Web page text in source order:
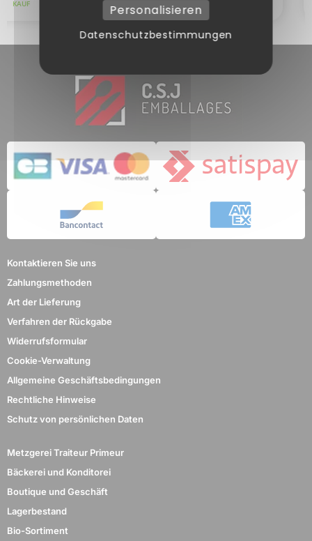
Kontaktieren Sie uns
Zahlungsmethoden
Art der Lieferung
Verfahren der Rückgabe
Widerrufsformular
Cookie-Verwaltung
Allgemeine Geschäftsbedingungen
Rechtliche Hinweise
Schutz von persönlichen Daten
Metzgerei Traiteur Primeur
Bäckerei und Konditorei
Boutique und Geschäft
Lagerbestand
Bio-Sortiment
Personalisieren
Datenschutzbestimmungen